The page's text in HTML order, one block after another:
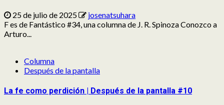
25 de julio de 2025
josenatsuhara
F es de Fantástico #34, una columna de J. R. Spinoza Conozco a
Arturo...
Columna
Después de la pantalla
La fe como perdición | Después de la pantalla #10